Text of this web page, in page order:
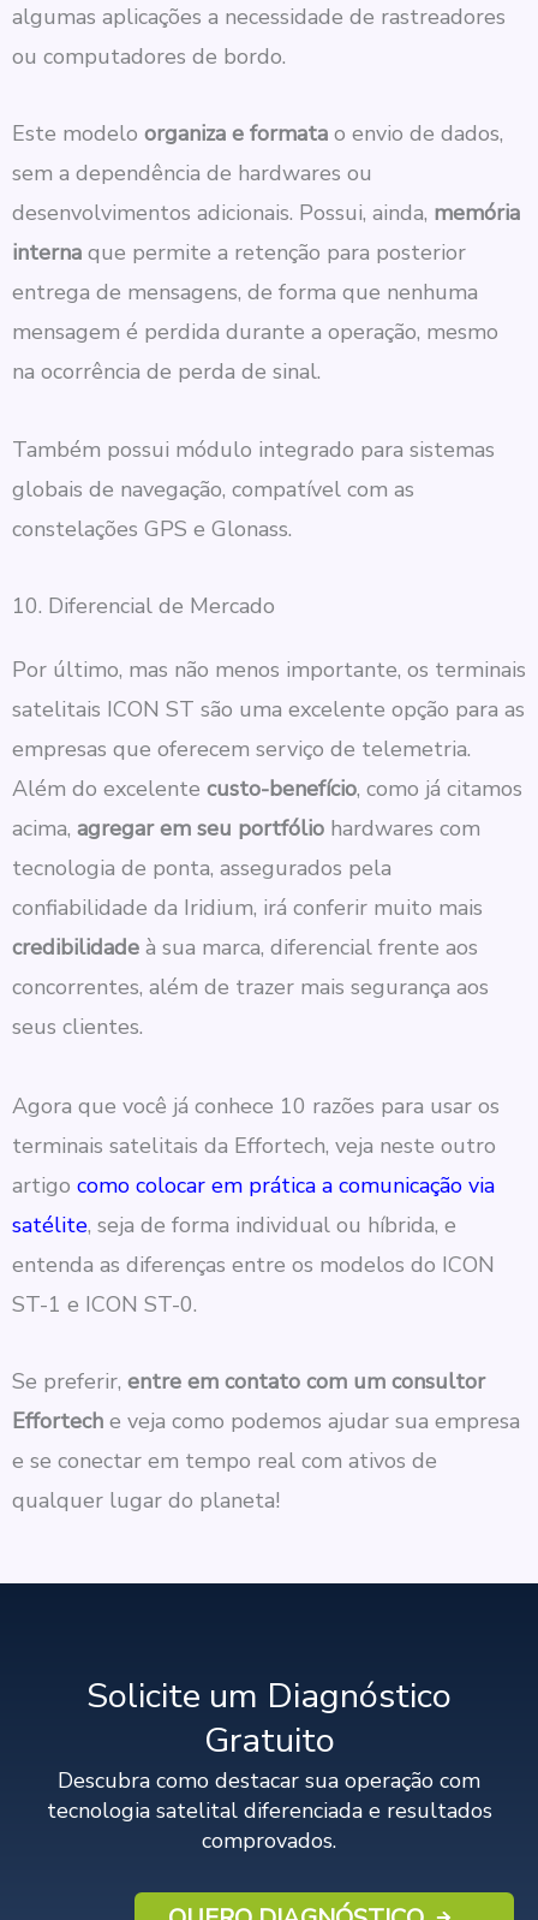
algumas aplicações a necessidade de rastreadores
ou computadores de bordo.
Este modelo organiza e formata o envio de dados,
sem a dependência de hardwares ou
desenvolvimentos adicionais. Possui, ainda, memória
interna que permite a retenção para posterior
entrega de mensagens, de forma que nenhuma
mensagem é perdida durante a operação, mesmo
na ocorrência de perda de sinal.
Também possui módulo integrado para sistemas
globais de navegação, compatível com as
constelações GPS e Glonass.
10. Diferencial de Mercado
Por último, mas não menos importante, os terminais
satelitais ICON ST são uma excelente opção para as
empresas que oferecem serviço de telemetria.
Além do excelente custo-benefício, como já citamos
acima, agregar em seu portfólio hardwares com
tecnologia de ponta, assegurados pela
confiabilidade da Iridium, irá conferir muito mais
credibilidade à sua marca, diferencial frente aos
concorrentes, além de trazer mais segurança aos
seus clientes.
Agora que você já conhece 10 razões para usar os
terminais satelitais da Effortech, veja neste outro
artigo como colocar em prática a comunicação via
satélite, seja de forma individual ou híbrida, e
entenda as diferenças entre os modelos do ICON
ST-1 e ICON ST-0.
Se preferir, entre em contato com um consultor
Effortech e veja como podemos ajudar sua empresa
e se conectar em tempo real com ativos de
qualquer lugar do planeta!
Solicite um Diagnóstico
Gratuito
Descubra como destacar sua operação com
tecnologia satelital diferenciada e resultados
comprovados.